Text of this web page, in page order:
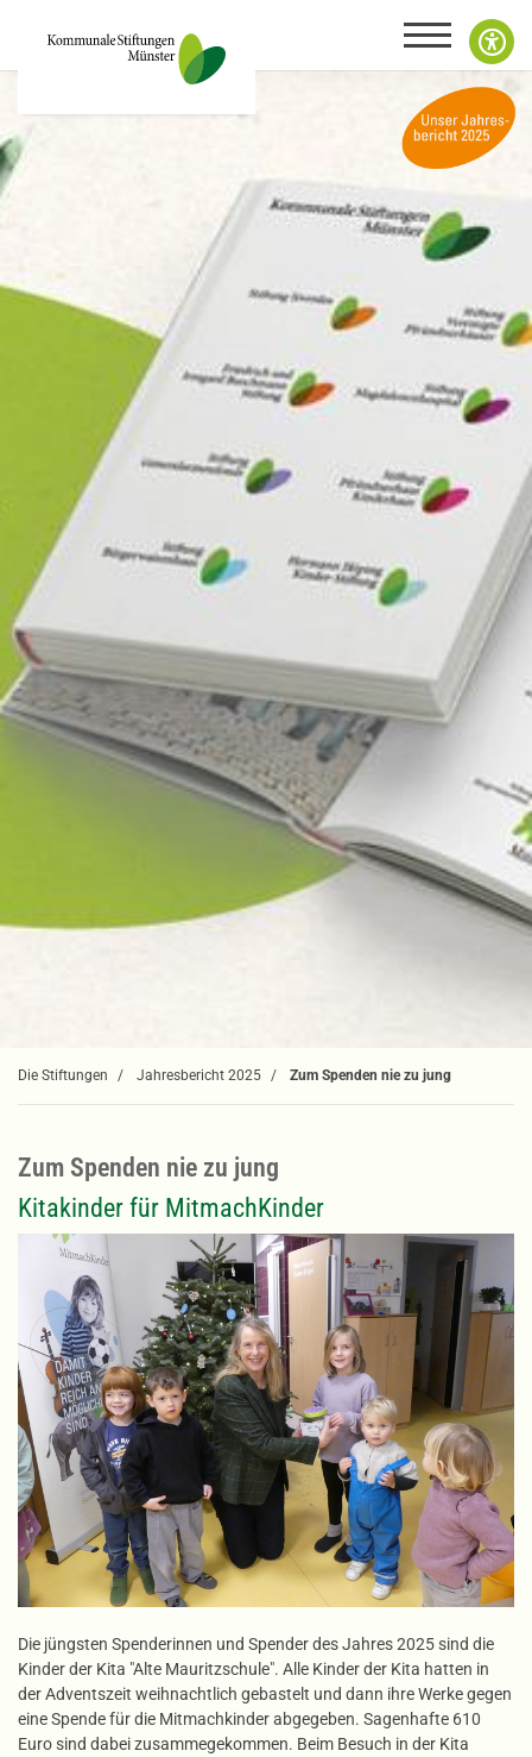
Die Stiftungen Jahresbericht 2025 Zum Spenden nie zu jung
Zum Spenden nie zu jung
Kitakinder für MitmachKinder
Die jüngsten Spenderinnen und Spender des Jahres 2025 sind die
Kinder der Kita "Alte Mauritzschule". Alle Kinder der Kita hatten in
der Adventszeit weihnachtlich gebastelt und dann ihre Werke gegen
eine Spende für die Mitmachkinder abgegeben. Sagenhafte 610
Euro sind dabei zusammegekommen. Beim Besuch in der Kita